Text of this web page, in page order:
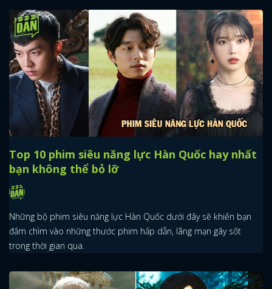
Top 10 phim siêu năng lực Hàn Quốc hay nhất
bạn không thể bỏ lỡ
Những bộ phim siêu năng lực Hàn Quốc dưới đây sẽ khiến bạn
đắm chìm vào những thước phim hấp dẫn, lãng mạn gây sốt
trong thời gian qua.